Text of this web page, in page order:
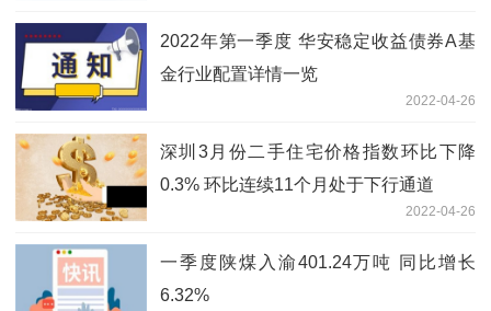
2022年第一季度 华安稳定收益债券A基
金行业配置详情一览
2022-04-26
深圳3月份二手住宅价格指数环比下降
0.3% 环比连续11个月处于下行通道
2022-04-26
一季度陕煤入渝401.24万吨 同比增长
6.32%